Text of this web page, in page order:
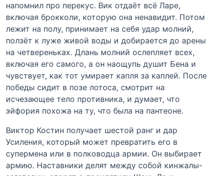
напомнил про перекус. Вик отдаёт всё Ларе,
включая брокколи, которую она ненавидит. Потом
лежит на полу, принимает на себя удар молний,
ползёт к луже живой воды и добирается до арены
на четвереньках. Длань молний ослепляет всех,
включая его самого, а он наощупь душит Бена и
чувствует, как тот умирает капля за каплей. После
победы сидит в позе лотоса, смотрит на
исчезающее тело противника, и думает, что
эйфория похожа на ту, что была на пантеоне.
Виктор Костин получает шестой ранг и дар
Усиления, который может превратить его в
супермена или в полководца армии. Он выбирает
армию. Наставники делят между собой кинжалы-